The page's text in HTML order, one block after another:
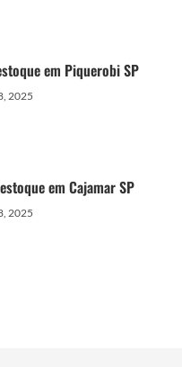
em Piquerobi SP
2025
em Cajamar SP
2025